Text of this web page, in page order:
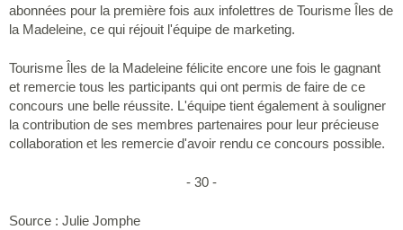
abonnées pour la première fois aux infolettres de Tourisme Îles de
la Madeleine, ce qui réjouit l'équipe de marketing.
Tourisme Îles de la Madeleine félicite encore une fois le gagnant
et remercie tous les participants qui ont permis de faire de ce
concours une belle réussite. L'équipe tient également à souligner
la contribution de ses membres partenaires pour leur précieuse
collaboration et les remercie d'avoir rendu ce concours possible.
- 30 -
Source : Julie Jomphe